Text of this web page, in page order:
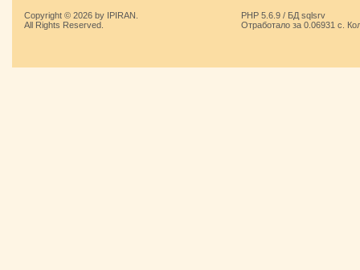
Copyright © 2026 by IPIRAN.
All Rights Reserved.
PHP 5.6.9 / БД sqlsrv
Отработало за 0.06931 с.